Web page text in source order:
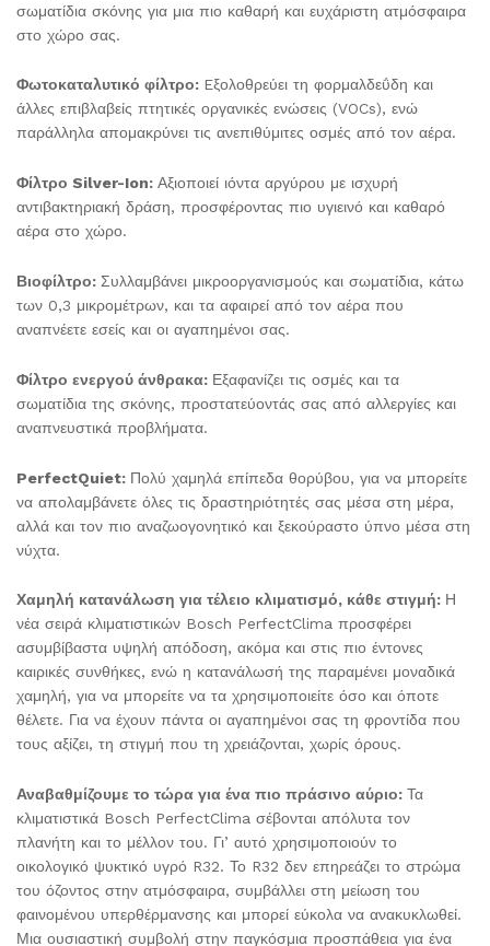
σωματίδια σκόνης για μια πιο καθαρή και ευχάριστη ατμόσφαιρα
στο χώρο σας.
Φωτοκαταλυτικό φίλτρο: Eξολοθρεύει τη φορμαλδεΰδη και
άλλες επιβλαβείς πτητικές οργανικές ενώσεις (VOCs), ενώ
παράλληλα απομακρύνει τις ανεπιθύμιτες οσμές από τον αέρα.
Φίλτρο Silver-Ion: Αξιοποιεί ιόντα αργύρου με ισχυρή
αντιβακτηριακή δράση, προσφέροντας πιο υγιεινό και καθαρό
αέρα στο χώρο.
Βιοφίλτρο: Συλλαμβάνει μικροοργανισμούς και σωματίδια, κάτω
των 0,3 μικρομέτρων, και τα αφαιρεί από τον αέρα που
αναπνέετε εσείς και οι αγαπημένοι σας.
Φίλτρο ενεργού άνθρακα: Εξαφανίζει τις οσμές και τα
σωματίδια της σκόνης, προστατεύοντάς σας από αλλεργίες και
αναπνευστικά προβλήματα.
PerfectQuiet: Πολύ χαμηλά επίπεδα θορύβου, για να μπορείτε
να απολαμβάνετε όλες τις δραστηριότητές σας μέσα στη μέρα,
αλλά και τον πιο αναζωογονητικό και ξεκούραστο ύπνο μέσα στη
νύχτα.
Χαμηλή κατανάλωση για τέλειο κλιματισμό, κάθε στιγμή: Η
νέα σειρά κλιματιστικών Bosch PerfectClima προσφέρει
ασυμβίβαστα υψηλή απόδοση, ακόμα και στις πιο έντονες
καιρικές συνθήκες, ενώ η κατανάλωσή της παραμένει μοναδικά
χαμηλή, για να μπορείτε να τα χρησιμοποιείτε όσο και όποτε
θέλετε. Για να έχουν πάντα οι αγαπημένοι σας τη φροντίδα που
τους αξίζει, τη στιγμή που τη χρειάζονται, χωρίς όρους.
Αναβαθμίζουμε το τώρα για ένα πιο πράσινο αύριο: Τα
κλιματιστικά Bosch PerfectClima σέβονται απόλυτα τον
πλανήτη και το μέλλον του. Γι’ αυτό χρησιμοποιούν το
οικολογικό ψυκτικό υγρό R32. Το R32 δεν επηρεάζει το στρώμα
του όζοντος στην ατμόσφαιρα, συμβάλλει στη μείωση του
φαινομένου υπερθέρμανσης και μπορεί εύκολα να ανακυκλωθεί.
Μια ουσιαστική συμβολή στην παγκόσμια προσπάθεια για ένα